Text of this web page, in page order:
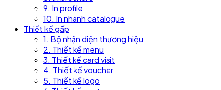
9. In profile
10. In nhanh catalogue
Thiết kế gấp
1. Bộ nhận diện thương hiệu
2. Thiết kế menu
3. Thiết kế card visit
4. Thiết kế voucher
5. Thiết kế logo